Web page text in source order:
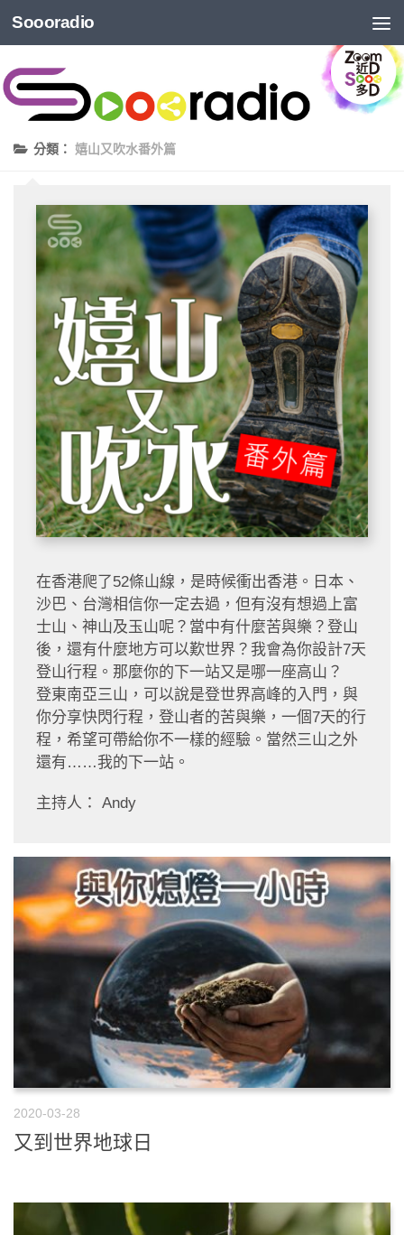
Soooradio
分類： 嬉山又吹水番外篇
在香港爬了52條山線，是時候衝出香港。日本、
沙巴、台灣相信你一定去過，但有沒有想過上富
士山、神山及玉山呢？當中有什麼苦與樂？登山
後，還有什麼地方可以歎世界？我會為你設計7天
登山行程。那麼你的下一站又是哪一座高山？
登東南亞三山，可以說是登世界高峰的入門，與
你分享快閃行程，登山者的苦與樂，一個7天的行
程，希望可帶給你不一樣的經驗。當然三山之外
還有……我的下一站。
主持人： Andy
2020-03-28
又到世界地球日